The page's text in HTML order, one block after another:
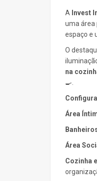
A Invest
uma área
espaço e
O
na
🍳.
Área
Área
Cozinha